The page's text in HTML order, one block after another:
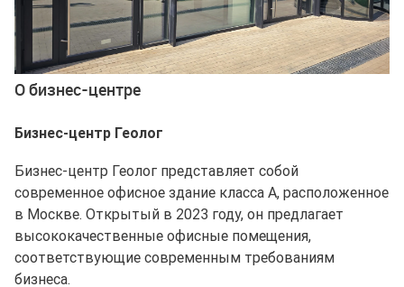
О бизнес-центре
Бизнес-центр Геолог
Бизнес-центр Геолог представляет собой
современное офисное здание класса A, расположенное
в Москве. Открытый в 2023 году, он предлагает
высококачественные офисные помещения,
соответствующие современным требованиям
бизнеса.